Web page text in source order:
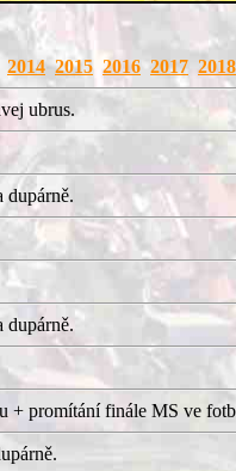
2014 2015 2016 2017 2018
ubrus.
dupárně.
dupárně.
+ promítání finále MS ve